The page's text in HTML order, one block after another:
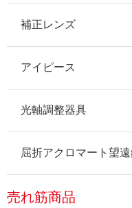
補正レンズ
アイピース
光軸調整器具
屈折アクロマート望
売れ筋商品